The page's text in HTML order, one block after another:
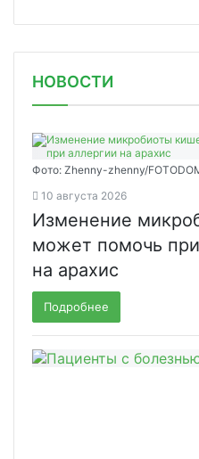
НОВОСТИ
Фото: Zhenny-zhenny/
10 августа 2026
Изменение
может помочь
на арахис
Подробнее